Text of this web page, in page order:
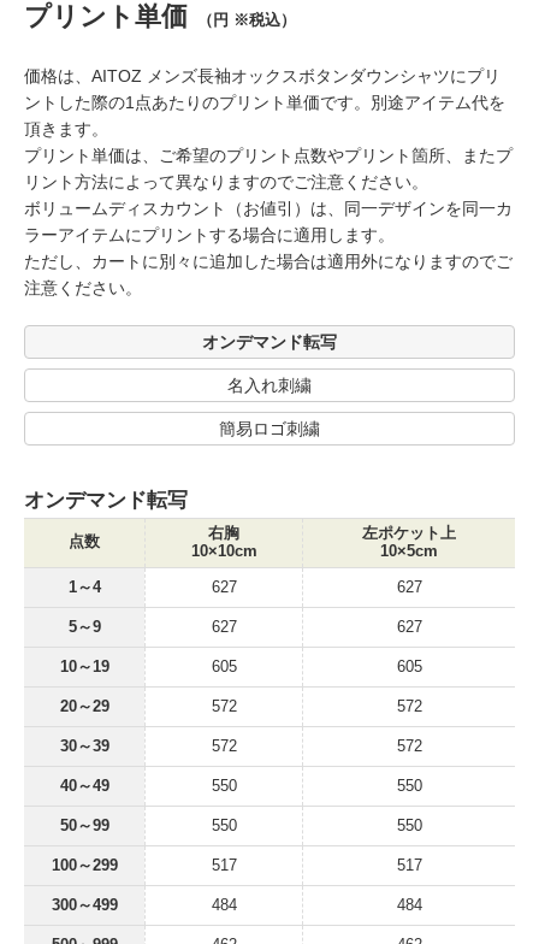
プリント単価 （円 ※税込）
価格は、AITOZ メンズ長袖オックスボタンダウンシャツにプリ
ントした際の1点あたりのプリント単価です。別途アイテム代を
頂きます。
プリント単価は、ご希望のプリント点数やプリント箇所、またプ
リント方法によって異なりますのでご注意ください。
ボリュームディスカウント（お値引）は、同一デザインを同一カ
ラーアイテムにプリントする場合に適用します。
ただし、カートに別々に追加した場合は適用外になりますのでご
注意ください。
オンデマンド転写
名入れ刺繍
簡易ロゴ刺繍
オンデマンド転写
点数
右胸
10×10cm
左ポケット上
10×5cm
1～4 627 627
5～9 627 627
10～19 605 605
20～29 572 572
30～39 572 572
40～49 550 550
50～99 550 550
100～299 517 517
300～499 484 484